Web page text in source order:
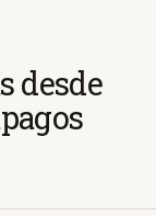
desde